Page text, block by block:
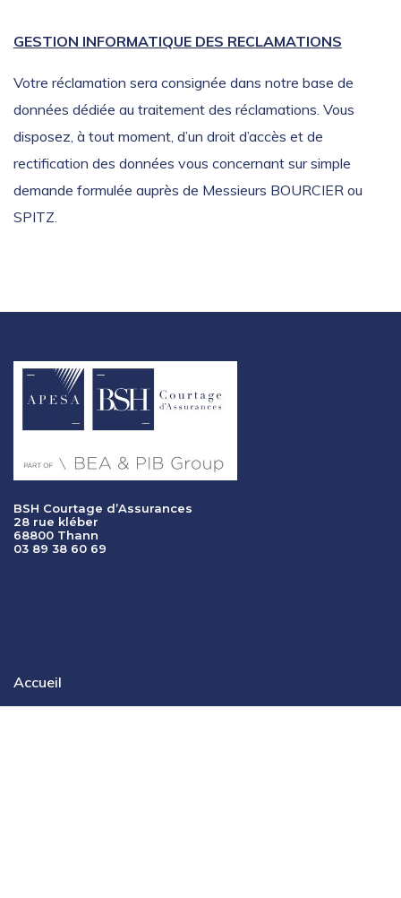
GESTION INFORMATIQUE DES RECLAMATIONS
Votre réclamation sera consignée dans notre base de
données dédiée au traitement des réclamations. Vous
disposez, à tout moment, d’un droit d’accès et de
rectification des données vous concernant sur simple
demande formulée auprès de Messieurs BOURCIER ou
SPITZ.
BSH Courtage d’Assurances
28 rue kléber
68800 Thann
03 89 38 60 69
Accueil